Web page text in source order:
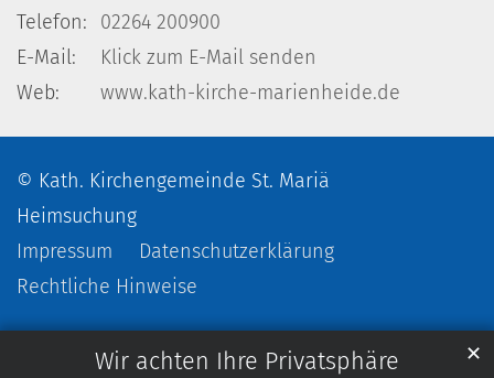
Wir achten Ihre Privatsphäre ✕
Telefon:
02264 200900
E-Mail:
Klick zum E-Mail senden
Web:
www.kath-kirche-marienheide.de
© Kath. Kirchengemeinde St. Mariä
Heimsuchung
Impressum
Datenschutzerklärung
Rechtliche Hinweise